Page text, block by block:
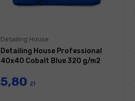
Detailing House
Detailing House Professional
40x40 Cobalt Blue 320 g/m2
5,80 zł